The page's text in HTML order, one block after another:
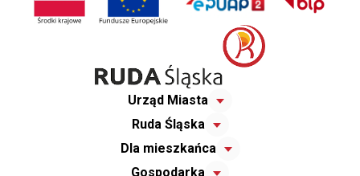
Urząd Miasta
Ruda Śląska
Dla mieszkańca
Gospodarka